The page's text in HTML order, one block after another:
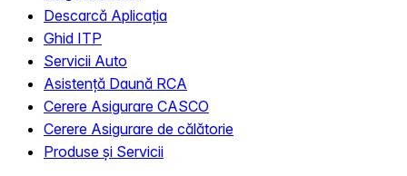
Descarcă Aplicația
Ghid ITP
Servicii Auto
Asistență Daună RCA
Cerere Asigurare CASCO
Cerere Asigurare de călătorie
Produse și Servicii